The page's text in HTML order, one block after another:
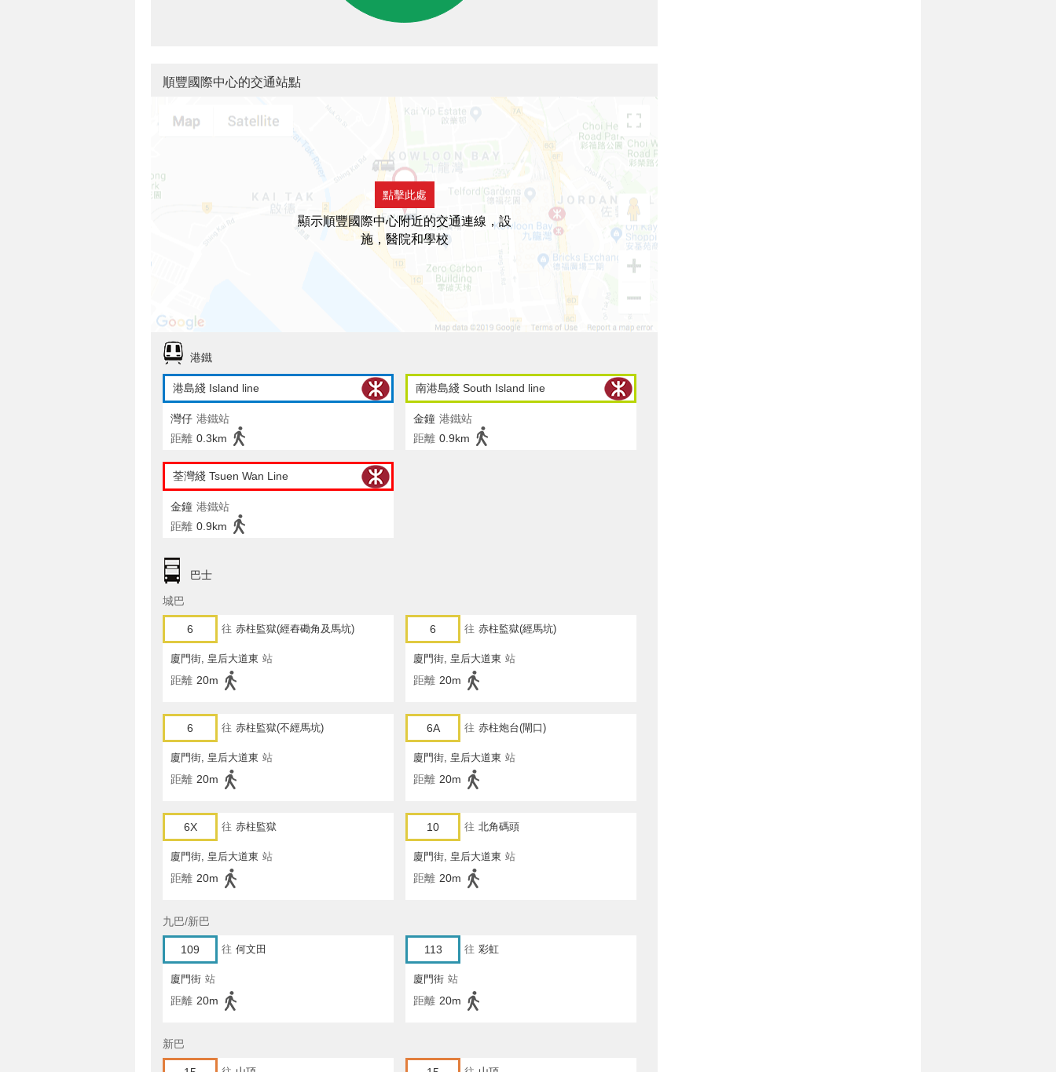
順豐國際中心的交通站點
點擊此處
顯示順豐國際中心附近的交通連線，設
施，醫院和學校
港鐵
港島綫 Island line
灣仔 港鐵站
距離 0.3km
南港島綫 South Island line
金鐘 港鐵站
距離 0.9km
荃灣綫 Tsuen Wan Line
金鐘 港鐵站
距離 0.9km
巴士
城巴
6 往 赤柱監獄(經舂磡角及馬坑)
廈門街, 皇后大道東 站
距離 20m
6 往 赤柱監獄(經馬坑)
廈門街, 皇后大道東 站
距離 20m
6 往 赤柱監獄(不經馬坑)
廈門街, 皇后大道東 站
距離 20m
6A 往 赤柱炮台(閘口)
廈門街, 皇后大道東 站
距離 20m
6X 往 赤柱監獄
廈門街, 皇后大道東 站
距離 20m
10 往 北角碼頭
廈門街, 皇后大道東 站
距離 20m
九巴/新巴
109 往 何文田
廈門街 站
距離 20m
113 往 彩虹
廈門街 站
距離 20m
新巴